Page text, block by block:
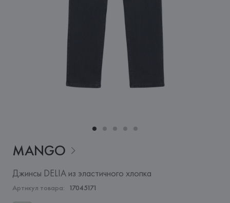
MANGO
Джинсы DELIA из эластичного хлопка
Артикул товара: 17045171